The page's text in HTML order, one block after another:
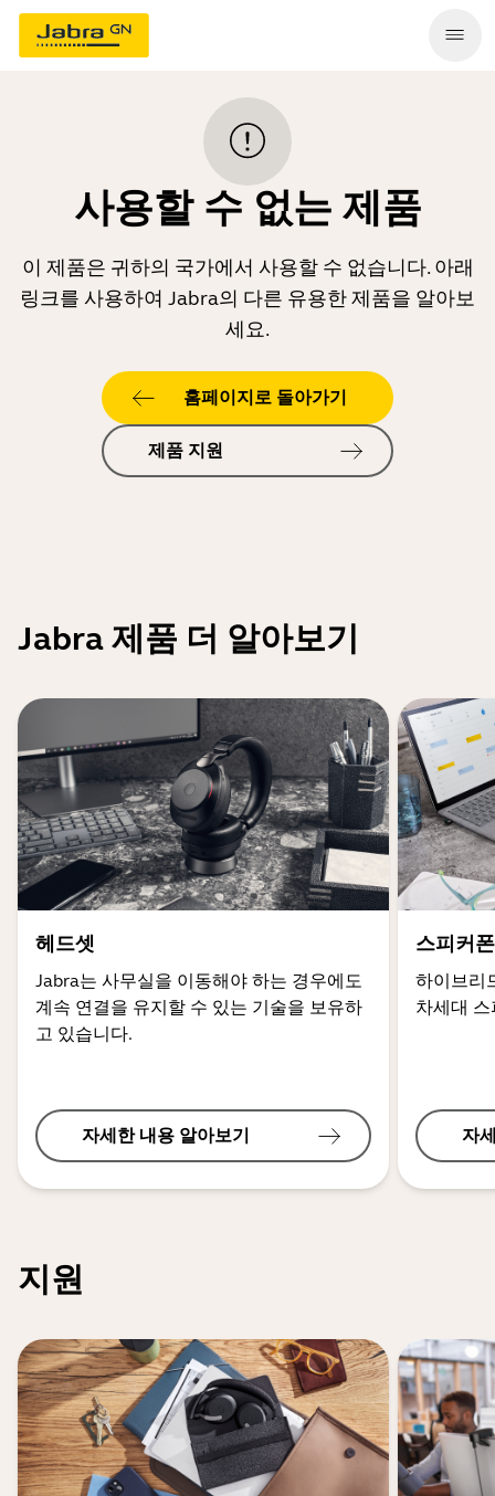
사용할 수 없는 제품
이 제품은 귀하의 국가에서 사용할 수 없습니다. 아래
링크를 사용하여 Jabra의 다른 유용한 제품을 알아보
세요.
홈페이지로 돌아가기
제품 지원
Jabra 제품 더 알아보기
헤드셋
Jabra는 사무실을 이동해야 하는 경우에도
계속 연결을 유지할 수 있는 기술을 보유하
고 있습니다.
자세한 내용 알아보기
스피커폰
하이브리
차세대
자
지원